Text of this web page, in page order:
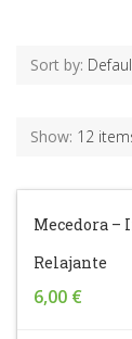
Sort by:
Show: 12
Mecedora –
Relajante
6,00 €